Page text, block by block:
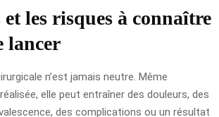
les risques à connaître
lancer
n’est jamais neutre. Même
elle peut entraîner des douleurs, des
des complications ou un résultat